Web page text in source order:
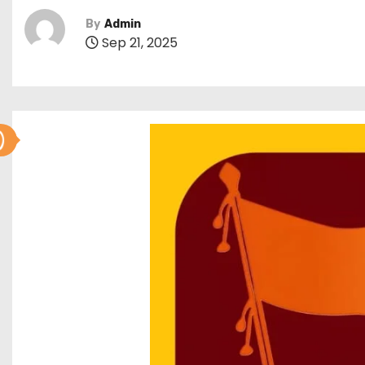
By Admin
Sep 21, 2025